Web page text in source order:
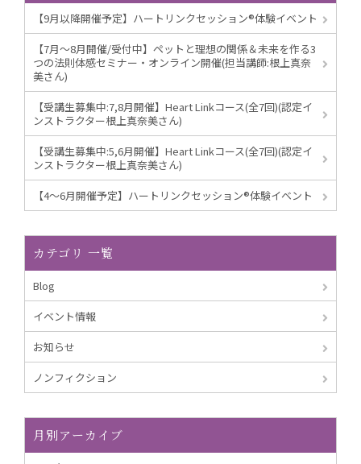
【9月以降開催予定】ハートリンクセッション®︎体験イベント
【7月～8月開催/受付中】ペットと理想の関係＆未来を作る3
つの法則体感セミナー・オンライン開催(担当講師:根上真奈
美さん)
【受講生募集中:7,8月開催】Heart Linkコース(全7回)(認定イ
ンストラクター根上真奈美さん)
【受講生募集中:5,6月開催】Heart Linkコース(全7回)(認定イ
ンストラクター根上真奈美さん)
【4～6月開催予定】ハートリンクセッション®︎体験イベント
カテゴリ 一覧
Blog
イベント情報
お知らせ
ノンフィクション
月別アーカイブ